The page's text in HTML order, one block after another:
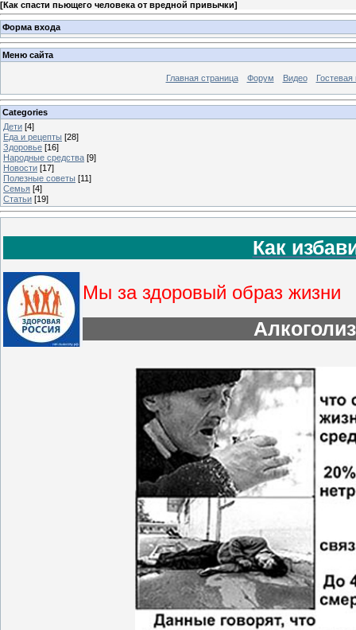
[Как спасти пьющего человека от вредной привычки]
Форма входа
Меню сайта
Главная страница Форум Видео Гостевая
Categories
Дети [4]
Еда и рецепты [28]
Здоровье [16]
Народные средства [9]
Новости [17]
Полезные советы [11]
Семья [4]
Статьи [19]
Как
Мы за здоровый образ жизни